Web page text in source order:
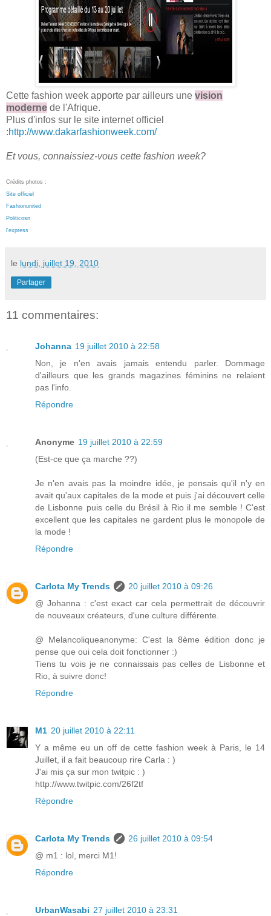
Cette fashion week apporte par ailleurs une vision
moderne de l'Afrique.
Plus d'infos sur le site internet officiel
:http://www.dakarfashionweek.com/
Et vous, connaissiez-vous cette fashion week?
Crédits photos :
Site officiel
Fashionunited
Politicosn
l'express
le lundi, juillet 19, 2010
Partager
11 commentaires:
Johanna 19 juillet 2010 à 22:58
Non, je n'en avais jamais entendu parler. Dommage
d'ailleurs que les grands magazines féminins ne relaient
pas l'info.
Répondre
Anonyme 19 juillet 2010 à 22:59
(Est-ce que ça marche ??)
Je n'en avais pas la moindre idée, je pensais qu'il n'y en
avait qu'aux capitales de la mode et puis j'ai découvert celle
de Lisbonne puis celle du Brésil à Rio il me semble ! C'est
excellent que les capitales ne gardent plus le monopole de
la mode !
Répondre
Carlota My Trends
20 juillet 2010 à 09:26
@ Johanna : c'est exact car cela permettrait de découvrir
de nouveaux créateurs, d'une culture différente.
@ Melancoliqueanonyme: C'est la 8ème édition donc je
pense que oui cela doit fonctionner :)
Tiens tu vois je ne connaissais pas celles de Lisbonne et
Rio, à suivre donc!
Répondre
M1 20 juillet 2010 à 22:11
Y a même eu un off de cette fashion week à Paris, le 14
Juillet, il a fait beaucoup rire Carla : )
J'ai mis ça sur mon twitpic : )
http://www.twitpic.com/26f2tf
Répondre
Carlota My Trends
26 juillet 2010 à 09:54
@ m1 : lol, merci M1!
Répondre
UrbanWasabi 27 juillet 2010 à 23:31